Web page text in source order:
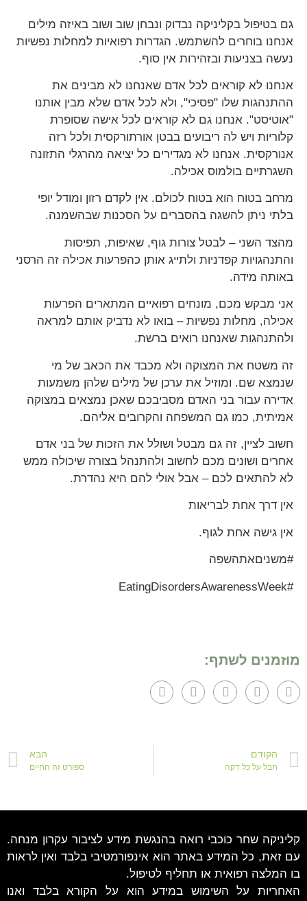
גם בטיפול בקליניקה נבדוק ונבחן שוב ושוב באיזה מילים
אנחנו בוחרים להשתמש. הגדרות רפואיות למחלות נפשיות
נעשה בצניעות ובזהירות אין סוף.
אנחנו לא קוראים לכל אדם שאנחנו לא מבינים את
ההתנהגות שלו "פסיכי", ולא לכל אדם שלא מבין אותנו
"אוטיסט". אנחנו גם לא קוראים לכל אישה שסופרת
קלוריות ויש לה ריבועים בבטן אורתורקסית ולכל רזה
אנורקסית. אנחנו לא מגדירים כל יציאה מהרגלי התזונה
השגרתיים בולמוס אכילה.
מרחב בטוח הוא בטוח לכולם. אין לקדם רזון ומודל יופי
בלתי ניתן להשגה בהסברים על הסכנות שבהשמנה.
מהצד השני – לבטל צורות גוף, שאיפות, תפיסות
והתנהגויות קפדניות ולתייג אותן כהפרעות אכילה זה הרסני
באותה מידה.
אני מבקש מכם, מונחים רפואיים המתארים הפרעות
אכילה, מחלות נפשיות – בואו לא נדביק אותם למראה
ולהתנהגות שאנחנו רואים ברשת.
זה משטח את המצוקה ולא מכבד את הכאב של מי
שנמצא שם. ומוזיל את ערכן של מילים שלהן משמעות
אדירה עבור בני האדם מסביבכם שאכן נמצאים במצוקה
אמיתית, כמו גם המשפחה והקרובים אליהם.
חשוב לציין, זה גם מבטל ושולל את הזכות של בני אדם
אחרים ושונים מכם לחשוב ולהתנהל בצורה שיכולה ממש
לא להתאים לכם – אבל אולי להם היא נהדרת.
אין דרך אחת לבריאות
אין גישה אחת לגוף.
#משניםאתהשפה
#EatingDisordersAwarenessWeek
מוזמנים לשתף:
הקודם
חבל על כל דקה
הבא
ספורט זה החיים
קליניקה שחר כוכבי רואה בהנגשת מידע לציבור עקרון מנחה.
עם זאת, כל המידע באתר הוא אינפורמטיבי בלבד ואין לראות
בו המלצה רפואית או תחליף לטיפול.
האחריות על השימוש במידע הוא על הקורא בלבד ואנו